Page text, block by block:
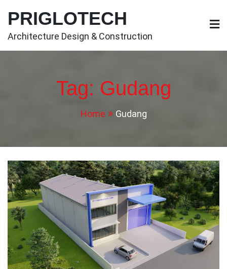
content
PRIGLOTECH
Architecture Design & Construction
Tag: Gudang
Home Gudang